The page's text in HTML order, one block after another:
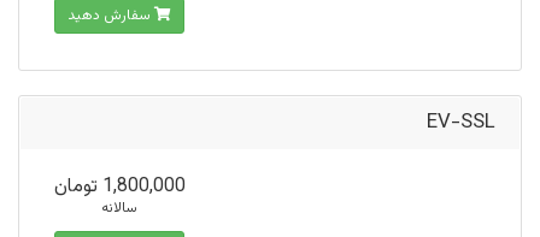
سفارش دهید
EV-SSL
1,800,000 تومان
سالانه